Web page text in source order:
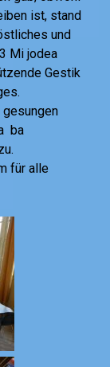
ist, stand
und
Mi jodea
Gestik
ba
für alle